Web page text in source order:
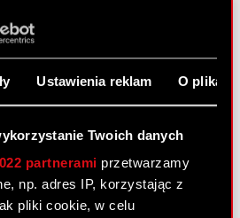
Ustawienia reklam O
Twoich danych
partnerami przetwarzamy
np. adres IP, korzystając z
pliki cookie, w celu
umowy przez
nr 40/2011
posiadający co najmniej
na Zwyczajnym Walnym